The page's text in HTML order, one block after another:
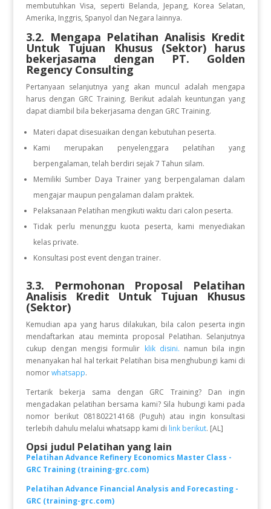
membutuhkan Visa, seperti Belanda, Jepang, Korea Selatan,
Amerika, Inggris, Spanyol dan Negara lainnya.
3.2. Mengapa Pelatihan Analisis Kredit
Untuk Tujuan Khusus (Sektor)harus
bekerjasama dengan PT. Golden
Regency Consulting
Pertanyaan selanjutnya yang akan muncul adalah mengapa
harus dengan GRC Training. Berikut adalah keuntungan yang
dapat diambil bila bekerjasama dengan GRC Training.
Materi dapat disesuaikan dengan kebutuhan peserta.
Kami merupakan penyelenggara pelatihan yang
berpengalaman, telah berdiri sejak 7 Tahun silam.
Memiliki Sumber Daya Trainer yang berpengalaman dalam
mengajar maupun pengalaman dalam praktek.
Pelaksanaan Pelatihan mengikuti waktu dari calon peserta.
Tidak perlu menunggu kuota peserta, kami menyediakan
kelas private.
Konsultasi post event dengan trainer.
3.3. Permohonan Proposal Pelatihan
Analisis Kredit Untuk Tujuan Khusus
(Sektor)
Kemudian apa yang harus dilakukan, bila calon peserta ingin
mendaftarkan atau meminta proposal Pelatihan. Selanjutnya
cukup dengan mengisi formulir klik disini. namun bila ingin
menanyakan hal hal terkait Pelatihan bisa menghubungi kami di
nomor whatsapp.
Tertarik bekerja sama dengan GRC Training? Dan ingin
mengadakan pelatihan bersama kami? Sila hubungi kami pada
nomor berikut 081802214168 (Puguh) atau ingin konsultasi
terlebih dahulu melalui whatsapp kami di link berikut. [AL]
Opsi judul Pelatihan yang lain
Pelatihan Advance Refinery Economics Master Class -
GRC Training (training-grc.com)
Pelatihan Advance Financial Analysis and Forecasting -
GRC (training-grc.com)